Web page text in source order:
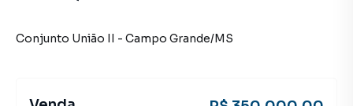
Conjunto União II - Campo Grande/MS